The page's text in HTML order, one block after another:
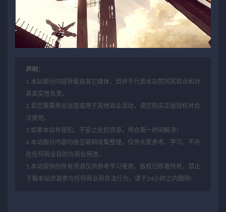
声明：
1.本站部分内容转载自其它媒体，但并不代表本站赞同其观点和对
其真实性负责。
2.若您需要商业运营或用于其他商业活动，请您购买正版授权并合
法使用。
3.如果本站有侵犯、不妥之处的资源，将会第一时间解决！
4.本站部分内容均由互联网收集整理，仅供大家参考、学习，不存
在任何商业目的与商业用途。
5.本站提供的所有资源仅供参考学习使用，版权归原著所有，禁止
下载本站资源参与任何商业和非法行为，请于24小时之内删除!